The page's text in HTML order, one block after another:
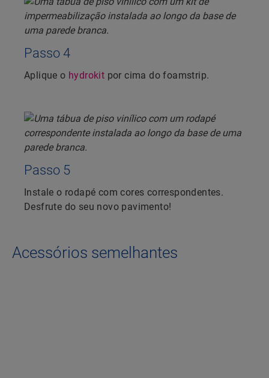
Passo 4
Aplique o hydrokit por cima do foamstrip.
Passo 5
Instale o rodapé com cores correspondentes.
Desfrute do seu novo pavimento!
Acessórios semelhantes